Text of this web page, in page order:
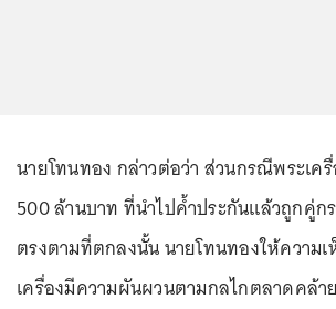
นายโทนทอง กล่าวต่อว่า ส่วนกรณีพระเค
500 ล้านบาท ที่นำไปค้ำประกันแล้วถูกคู่ก
ตรงตามที่ตกลงนั้น นายโทนทองให้ความเ
เครื่องมีความผันผวนตามกลไกตลาดคล้